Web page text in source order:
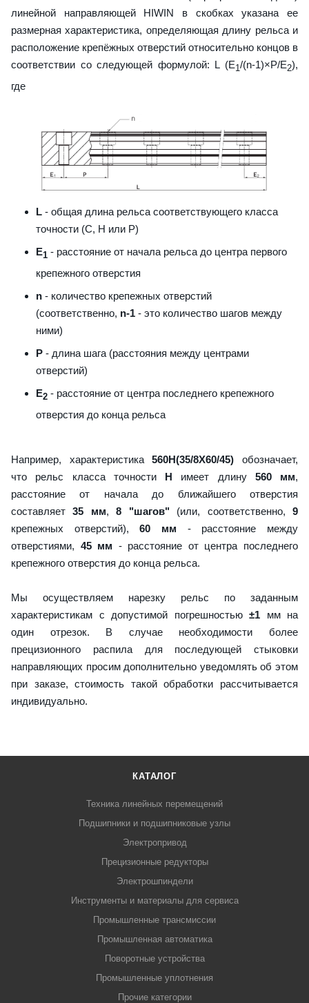
линейной направляющей HIWIN в скобках указана ее
размерная характеристика, определяющая длину рельса и
расположение крепёжных отверстий относительно концов в
соответствии со следующей формулой: L (E1/(n-1)×P/E2),
где
L - общая длина рельса соответствующего класса
точности (С, H или Р)
E1 - расстояние от начала рельса до центра первого
крепежного отверстия
n - количество крепежных отверстий
(соответственно, n-1 - это количество шагов между
ними)
P - длина шага (расстояния между центрами
отверстий)
E2 - расстояние от центра последнего крепежного
отверстия до конца рельса
Например, характеристика560H(35/8X60/45) обозначает,
что рельс класса точности H имеет длину 560 мм,
расстояние от начала до ближайшего отверстия
составляет35 мм,8 "шагов" (или, соответственно,9
крепежных отверстий),60 мм - расстояние между
отверстиями, 45 мм - расстояние от центра последнего
крепежного отверстия до конца рельса.
Мы осуществляем нарезку рельс по заданным
характеристикам с допустимой погрешностью ±1 мм на
один отрезок. В случае необходимости более
прецизионного распила для последующей стыковки
направляющих просим дополнительно уведомлять об этом
при заказе, стоимость такой обработки рассчитывается
индивидуально.
КАТАЛОГ
Техника линейных перемещений
Подшипники и подшипниковые узлы
Электропривод
Прецизионные редукторы
Электрошпиндели
Инструменты и материалы для сервиса
Промышленные трансмиссии
Промышленная автоматика
Поворотные устройства
Промышленные уплотнения
Прочие категории